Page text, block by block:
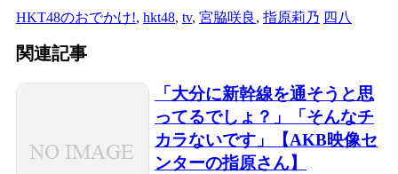
HKT48のおでかけ!, hkt48, tv, 宮脇咲良 , 指原莉乃 四八
関連記事
「大分に新幹線を通そうと思
ってるでしょ？」「そんなチ
カラないです」【AKB映像セ
ンターの指原さん】